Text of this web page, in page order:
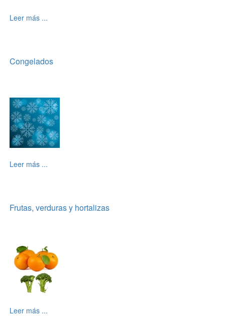
Leer más ...
Congelados
Leer más ...
Frutas, verduras y hortalizas
Leer más ...